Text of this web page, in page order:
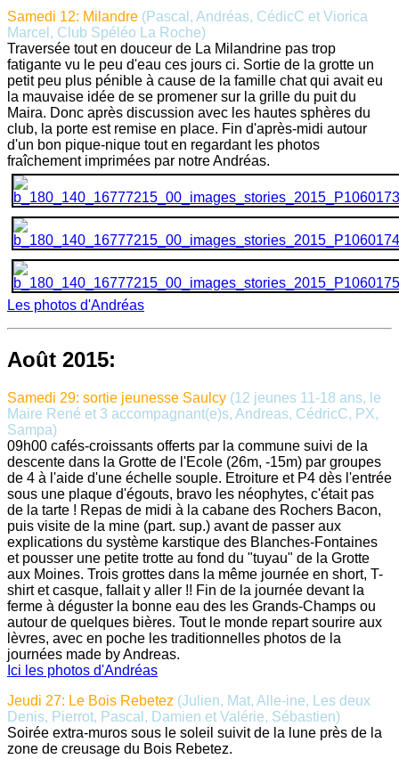
Samedi 12: Milandre (Pascal, Andréas, CédicC et Viorica
Marcel, Club Spéléo La Roche)
Traversée tout en douceur de La Milandrine pas trop
fatigante vu le peu d'eau ces jours ci. Sortie de la grotte un
petit peu plus pénible à cause de la famille chat qui avait eu
la mauvaise idée de se promener sur la grille du puit du
Maira. Donc après discussion avec les hautes sphères du
club, la porte est remise en place. Fin d'après-midi autour
d'un bon pique-nique tout en regardant les photos
fraîchement imprimées par notre Andréas.
Les photos d'Andréas
Août 2015:
Samedi 29: sortie jeunesse Saulcy (12 jeunes 11-18 ans, le
Maire René et 3 accompagnant(e)s, Andreas, CédricC, PX,
Sampa)
09h00 cafés-croissants offerts par la commune suivi de la
descente dans la Grotte de l'Ecole (26m, -15m) par groupes
de 4 à l'aide d'une échelle souple. Etroiture et P4 dès l'entrée
sous une plaque d'égouts, bravo les néophytes, c'était pas
de la tarte ! Repas de midi à la cabane des Rochers Bacon,
puis visite de la mine (part. sup.) avant de passer aux
explications du système karstique des Blanches-Fontaines
et pousser une petite trotte au fond du "tuyau" de la Grotte
aux Moines. Trois grottes dans la même journée en short, T-
shirt et casque, fallait y aller !! Fin de la journée devant la
ferme à déguster la bonne eau des les Grands-Champs ou
autour de quelques bières. Tout le monde repart sourire aux
lèvres, avec en poche les traditionnelles photos de la
journées made by Andreas.
Ici les photos d'Andréas
Jeudi 27: Le Bois Rebetez (Julien, Mat, Alle-ine, Les deux
Denis, Pierrot, Pascal, Damien et Valérie, Sébastien)
Soirée extra-muros sous le soleil suivit de la lune près de la
zone de creusage du Bois Rebetez.